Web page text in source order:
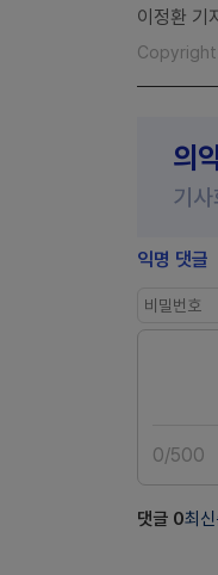
이정환
Copyright
의
기
익명 댓글
0/500
댓글 0최